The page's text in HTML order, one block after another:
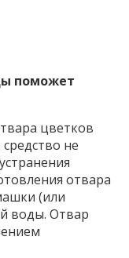
поможет
цветков
не
отвара
(или
воды. Отвар